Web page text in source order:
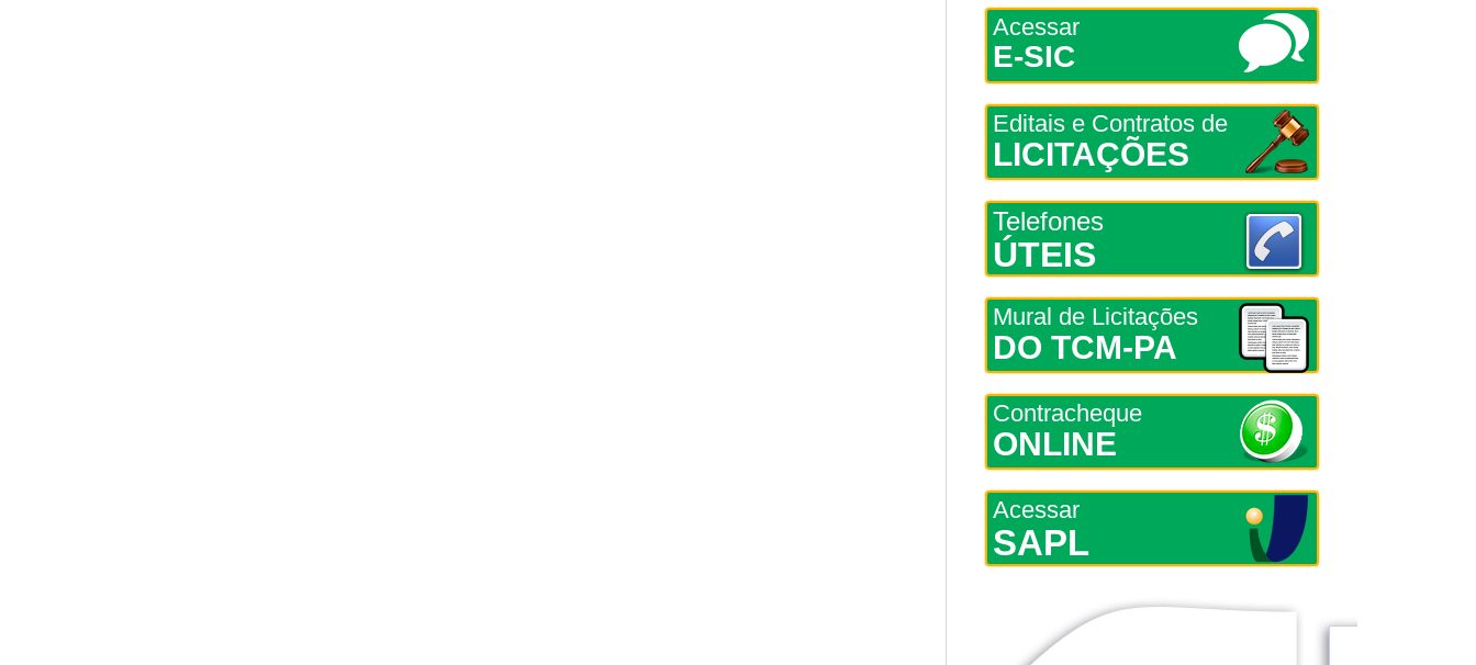
Acessar
E-SIC
Editais e Contratos de
LICITAÇÕES
Telefones
ÚTEIS
Mural de Licitações
DO TCM-PA
Contracheque
ONLINE
Acessar
SAPL